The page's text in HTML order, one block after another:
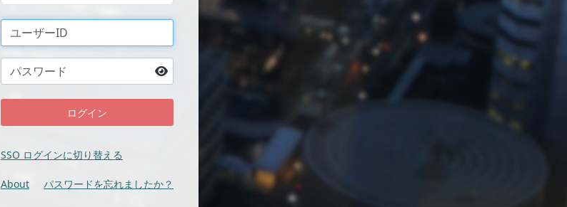
SSO ログインに切り替える
About パスワードを忘れましたか？